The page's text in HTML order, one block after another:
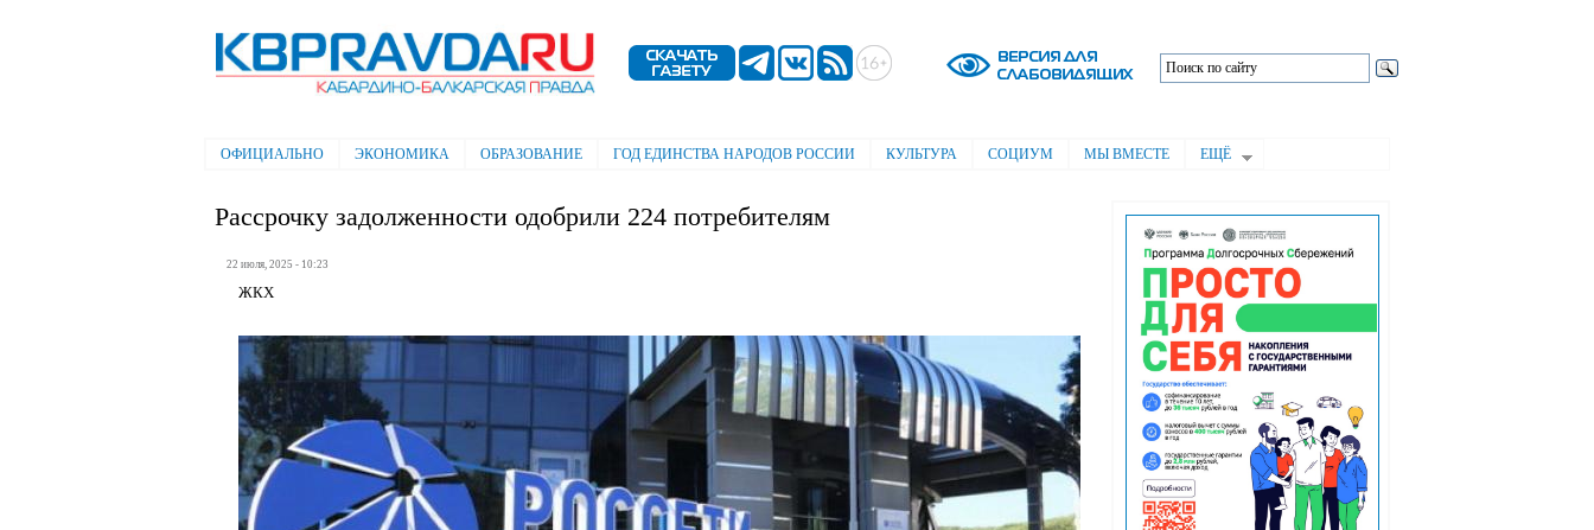
содержанию
Электронная газета "Кабардино-
Балкарская правда"
Главное меню
ОФИЦИАЛЬНО ЭКОНОМИКА ОБРАЗОВАНИЕ ГОД ЕДИНСТВА НАРОДОВ РОССИИ КУЛЬТУРА СОЦИУМ МЫ ВМЕСТЕ ЕЩЁ
Рассрочку задолженности одобрили 224 потребителям
22 июля, 2025 - 10:23
ЖКХ